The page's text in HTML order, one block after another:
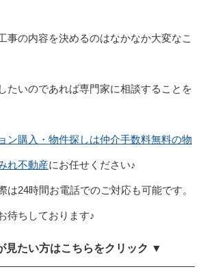
事の内容を決めるのはなかなか大変なこ
たいのであれば専門家に相談することを
ン購⼊・物件探しは仲介⼿数料無料の物
れ不動産にお任せください♪
は24時間お電話でのご対応も可能です。
待ちしております♪
見たい方はこちらをクリック ▼